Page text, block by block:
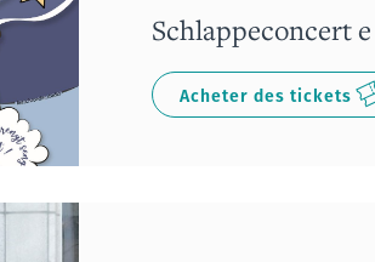
Schlappeconcert
Acheter des tickets